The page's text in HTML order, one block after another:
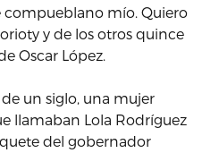
compueblano mío. Quiero
y de los otros quince
Oscar López.
un siglo, una mujer
llamaban Lola Rodríguez
del gobernador